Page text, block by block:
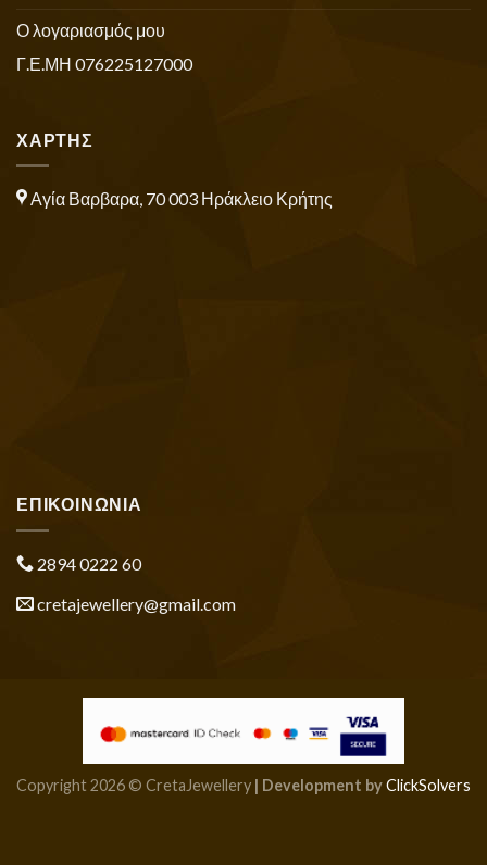
Ο λογαριασμός μου
Γ.Ε.ΜΗ 076225127000
ΧΑΡΤΗΣ
Αγία Βαρβαρα, 70 003 Ηράκλειο Κρήτης
ΕΠΙΚΟΙΝΩΝΙΑ
2894 0222 60
cretajewellery@gmail.com
Copyright 2026 © CretaJewellery | Development byClickSolvers